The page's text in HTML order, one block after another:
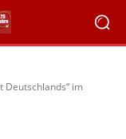
Deutschlands“ im